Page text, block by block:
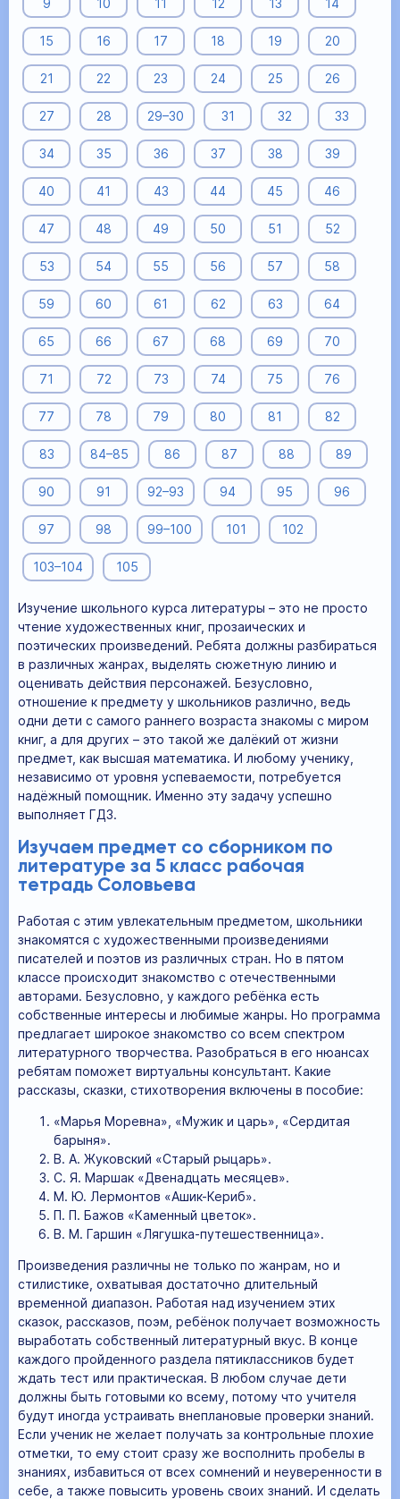
15 16 17 18 19 20
21 22 23 24 25 26
27 28 29–30 31 32 33
34 35 36 37 38 39
40 41 43 44 45 46
47 48 49 50 51 52
53 54 55 56 57 58
59 60 61 62 63 64
65 66 67 68 69 70
71 72 73 74 75 76
77 78 79 80 81 82
83 84–85 86 87 88 89
90 91 92–93 94 95 96
97 98 99–100 101 102
103–104 105
Изучение школьного курса литературы – это не просто
чтение художественных книг, прозаических и
поэтических произведений. Ребята должны разбираться
в различных жанрах, выделять сюжетную линию и
оценивать действия персонажей. Безусловно,
отношение к предмету у школьников различно, ведь
одни дети с самого раннего возраста знакомы с миром
книг, а для других – это такой же далёкий от жизни
предмет, как высшая математика. И любому ученику,
независимо от уровня успеваемости, потребуется
надёжный помощник. Именно эту задачу успешно
выполняет ГДЗ.
Изучаем предмет со сборником по
литературе за 5 класс рабочая
тетрадь Соловьева
Работая с этим увлекательным предметом, школьники
знакомятся с художественными произведениями
писателей и поэтов из различных стран. Но в пятом
классе происходит знакомство с отечественными
авторами. Безусловно, у каждого ребёнка есть
собственные интересы и любимые жанры. Но программа
предлагает широкое знакомство со всем спектром
литературного творчества. Разобраться в его нюансах
ребятам поможет виртуальны консультант. Какие
рассказы, сказки, стихотворения включены в пособие:
«Марья Моревна», «Мужик и царь», «Сердитая
барыня».
В. А. Жуковский «Старый рыцарь».
С. Я. Маршак «Двенадцать месяцев».
М. Ю. Лермонтов «Ашик-Кериб».
П. П. Бажов «Каменный цветок».
В. М. Гаршин «Лягушка-путешественница».
Произведения различны не только по жанрам, но и
стилистике, охватывая достаточно длительный
временной диапазон. Работая над изучением этих
сказок, рассказов, поэм, ребёнок получает возможность
выработать собственный литературный вкус. В конце
каждого пройденного раздела пятиклассников будет
ждать тест или практическая. В любом случае дети
должны быть готовыми ко всему, потому что учителя
будут иногда устраивать внеплановые проверки знаний.
Если ученик не желает получать за контрольные плохие
отметки, то ему стоит сразу же восполнить пробелы в
знаниях, избавиться от всех сомнений и неуверенности в
себе, а также повысить уровень своих знаний. И сделать